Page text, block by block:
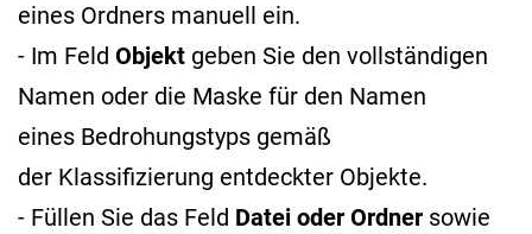
eines Ordners manuell ein.
- Im Feld Objekt geben Sie den vollständigen
Namen oder die Maske für den Namen
eines Bedrohungstyps gemäß
der Klassifizierung entdeckter Objekte.
- Füllen Sie das Feld Datei oder Ordner sowie